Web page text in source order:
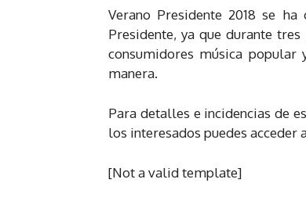
Verano Presidente 2018 se
Presidente, ya que durante
consumidores música
manera.
Para detalles e incidencias de
los interesados puedes acceder
[Not a valid template]